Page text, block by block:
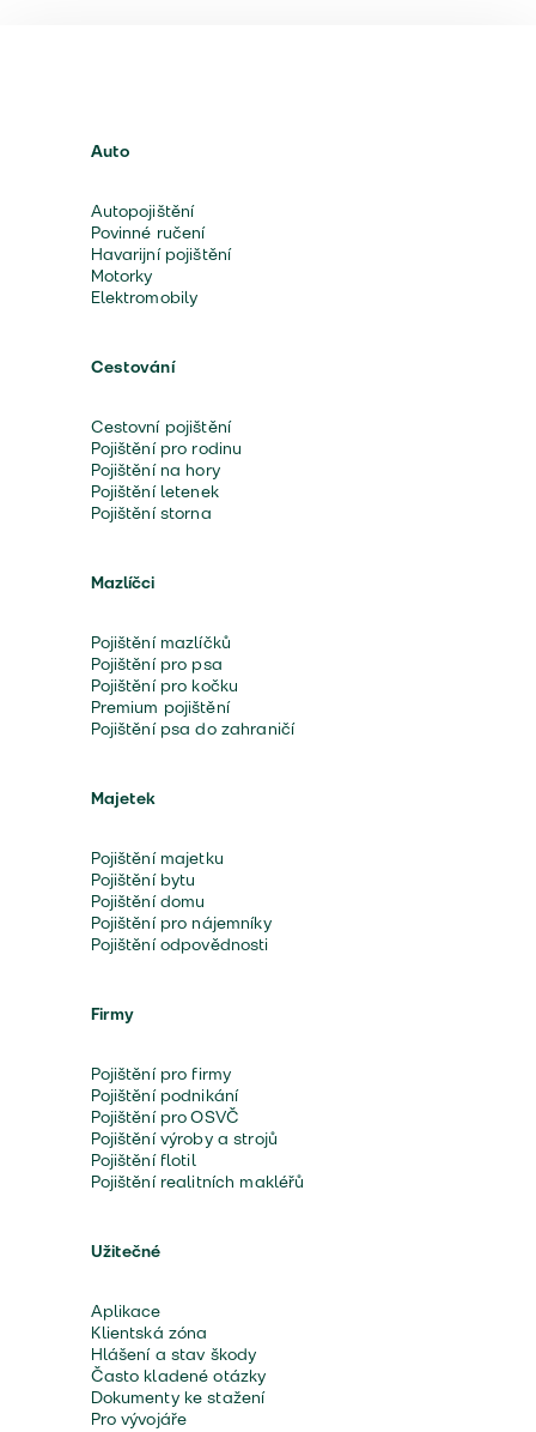
Auto
Autopojištění
Povinné ručení
Havarijní pojištění
Motorky
Elektromobily
Cestování
Cestovní pojištění
Pojištění pro rodinu
Pojištění na hory
Pojištění letenek
Pojištění storna
Mazlíčci
Pojištění mazlíčků
Pojištění pro psa
Pojištění pro kočku
Premium pojištění
Pojištění psa do zahraničí
Majetek
Pojištění majetku
Pojištění bytu
Pojištění domu
Pojištění pro nájemníky
Pojištění odpovědnosti
Firmy
Pojištění pro firmy
Pojištění podnikání
Pojištění pro OSVČ
Pojištění výroby a strojů
Pojištění flotil
Pojištění realitních makléřů
Užitečné
Aplikace
Klientská zóna
Hlášení a stav škody
Často kladené otázky
Dokumenty ke stažení
Pro vývojáře